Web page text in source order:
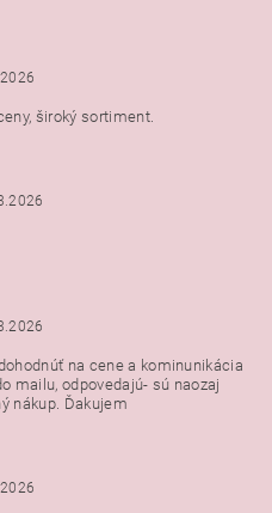
s
široký sortiment.
na cene a kominunikácia
mailu, odpovedajú- sú naozaj
nákup. Ďakujem